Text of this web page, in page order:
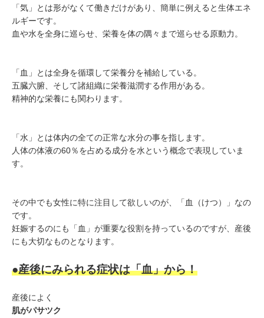
「気」とは形がなくて働きだけがあり、簡単に例えると生体エネ
ルギーです。
血や水を全身に巡らせ、栄養を体の隅々まで巡らせる原動力。
「血」とは全身を循環して栄養分を補給している。
五臓六腑、そして諸組織に栄養滋潤する作用がある。
精神的な栄養にも関わります。
「水」とは体内の全ての正常な水分の事を指します。
人体の体液の60％を占める成分を水という概念で表現していま
す。
その中でも女性に特に注目して欲しいのが、「血（けつ）」なの
です。
妊娠するのにも「血」が重要な役割を持っているのですが、産後
にも大切なものとなります。
●産後にみられる症状は「血」から！
産後によく
肌がパサツク